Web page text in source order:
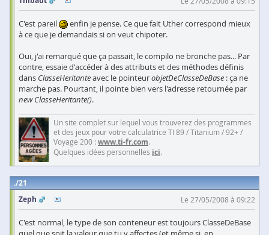
C'est pareil
enfin je pense. Ce que fait Uther correspond mieux
à ce que je demandais si on veut chipoter.
Oui, j'ai remarqué que ça passait, le compilo ne bronche pas... Par
contre, essaie d'accéder à des attributs et des méthodes définis
dans ClasseHeritanteavec le pointeurobjetDeClasseDeBase : ça ne
marche pas. Pourtant, il pointe bien vers l'adresse retournée par
new ClasseHeritante().
Un site complet sur lequel vous trouverez des programmes
et des jeux pour votre calculatrice TI 89 / Titanium / 92+ /
Voyage 200 : www.ti-fr.com.
Quelques idées personnelles ici.
21
Zeph
Le 27/05/2008 à 09:22
C'est normal, le type de son conteneur est toujours ClasseDeBase